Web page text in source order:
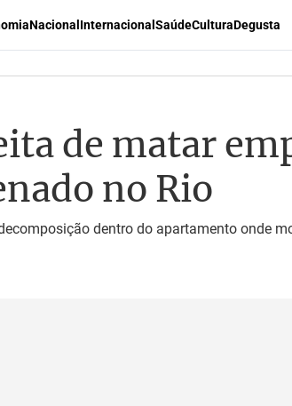
Nacional Internacional SaúdeCulturaDegusta
de matar
no Rio
dentro do apartamento onde